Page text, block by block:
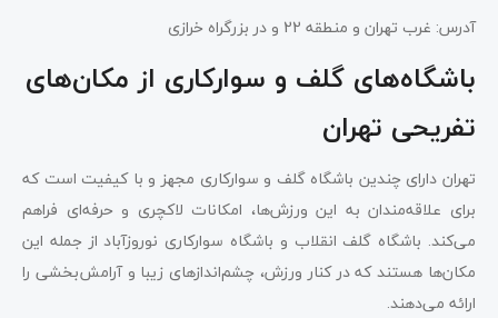
آدرس: غرب تهران و منطقه 22 و در بزرگراه خرازی
باشگاه‌های گلف و سوارکاری از مکان‌های
تفریحی تهران
تهران دارای چندین باشگاه گلف و سوارکاری مجهز و با کیفیت است که
برای علاقه‌مندان به این ورزش‌ها، امکانات لاکچری و حرفه‌ای فراهم
می‌کند. باشگاه گلف انقلاب و باشگاه سوارکاری نوروزآباد از جمله این
مکان‌ها هستند که در کنار ورزش، چشم‌اندازهای زیبا و آرامش‌بخشی را
ارائه می‌دهند.